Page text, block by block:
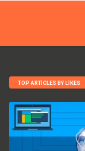
TOP ARTICLES BY LIKES